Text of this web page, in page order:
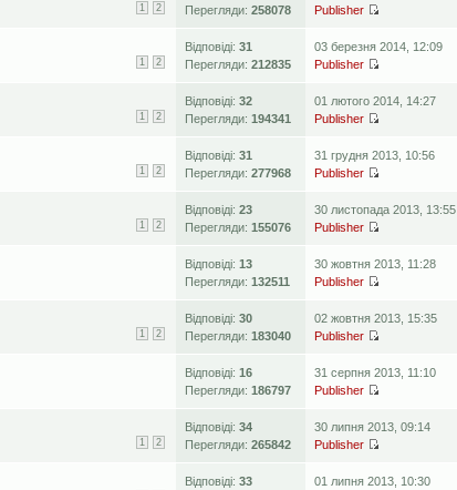
1 2
Перегляди: 258078
Publisher
1 2
Відповіді: 31
Перегляди: 212835
03 березня 2014, 12:09
Publisher
1 2
Відповіді: 32
Перегляди: 194341
01 лютого 2014, 14:27
Publisher
1 2
Відповіді: 31
Перегляди: 277968
31 грудня 2013, 10:56
Publisher
1 2
Відповіді: 23
Перегляди: 155076
30 листопада 2013, 13:55
Publisher
Відповіді: 13
Перегляди: 132511
30 жовтня 2013, 11:28
Publisher
1 2
Відповіді: 30
Перегляди: 183040
02 жовтня 2013, 15:35
Publisher
Відповіді: 16
Перегляди: 186797
31 серпня 2013, 11:10
Publisher
1 2
Відповіді: 34
Перегляди: 265842
30 липня 2013, 09:14
Publisher
Відповіді: 33
01 липня 2013, 10:30